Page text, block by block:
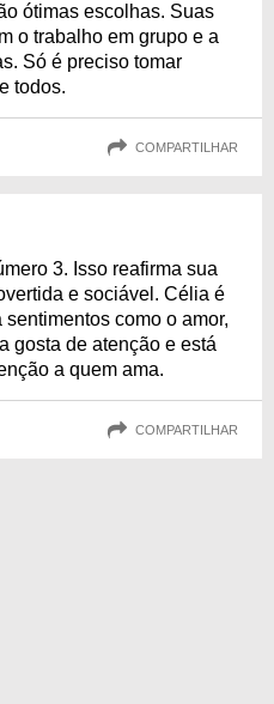
ótimas escolhas. Suas
o trabalho em grupo e a
Só é preciso tomar
todos.
COMPARTILHAR
3. Isso reafirma sua
e sociável. Célia é
como o amor,
gosta de atenção e está
a quem ama.
COMPARTILHAR